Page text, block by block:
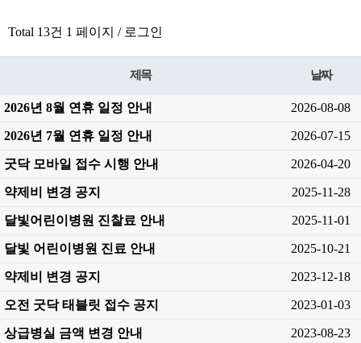
Total 13건 1 페이지 / 로그인
제목 날짜
2026년 8월 연휴 일정 안내 2026-08-08
2026년 7월 연휴 일정 안내 2026-07-15
굿닥 모바일 접수 시행 안내 2026-04-20
약제비 변경 공지 2025-11-28
달빛어린이병원 진찰료 안내 2025-11-01
달빛 어린이병원 진료 안내 2025-10-21
약제비 변경 공지 2023-12-18
오전 굿닥 태블릿 접수 공지 2023-01-03
상급병실 금액 변경 안내 2023-08-23